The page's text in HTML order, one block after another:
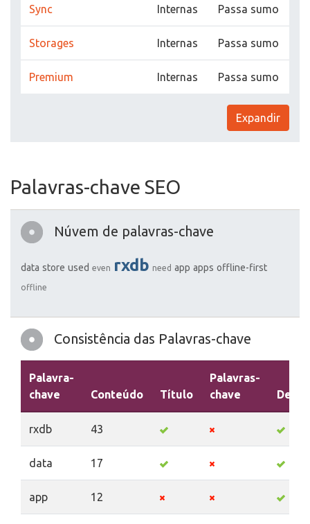
Sync Internas Passa sumo
Storages Internas Passa sumo
Premium Internas Passa sumo
Expandir
Palavras-chave SEO
Núvem de palavras-chave
data store used even rxdb need app apps offline-first
offline
Consistência das Palavras-chave
Palavra-
chave
Conteúdo Título
Palavras-
chave
rxdb 43
data 17
app 12